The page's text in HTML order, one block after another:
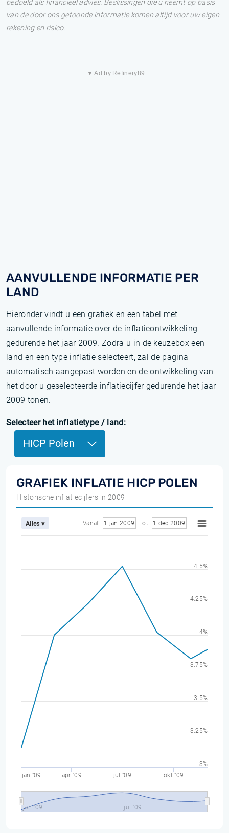
bedoeld als financieel advies. Beslissingen die u neemt op basis
van de door ons getoonde informatie komen altijd voor uw eigen
rekening en risico.
▼ Ad by Refinery89
AANVULLENDE INFORMATIE PER
LAND
Hieronder vindt u een grafiek en een tabel met
aanvullende informatie over de inflatieontwikkeling
gedurende het jaar 2009. Zodra u in de keuzebox een
land en een type inflatie selecteert, zal de pagina
automatisch aangepast worden en de ontwikkeling van
het door u geselecteerde inflatiecijfer gedurende het jaar
2009 tonen.
Selecteer het inflatietype / land:
HICP Polen
GRAFIEK INFLATIE HICP POLEN
Historische inflatiecijfers in 2009
Alles ▾ Vanaf 1 jan 2009 Tot 1 dec 2009
jan "09 apr "09 jul "09 okt "09
jan "09 jul "09
3%
3.25%
3.5%
3.75%
4%
4.25%
4.5%